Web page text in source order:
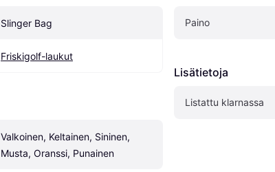
Slinger Bag
Friskigolf-laukut
Valkoinen, Keltainen, Sininen,
Musta, Oranssi, Punainen
Paino
Lisätietoja
Listattu klarnassa